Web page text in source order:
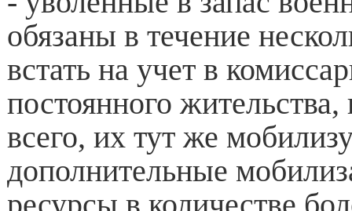
обязаны в течение
встать на учет в
постоянного жительства,
всего, их тут же
дополнительные